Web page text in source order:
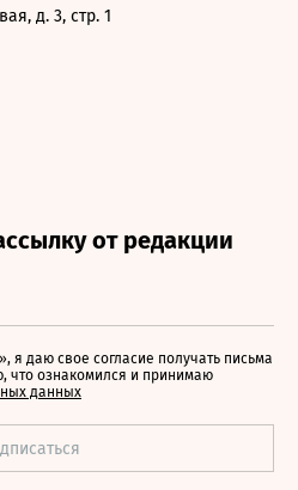
д. 3, стр. 1
я даю свое согласие получать письма
что ознакомился и принимаю
данных